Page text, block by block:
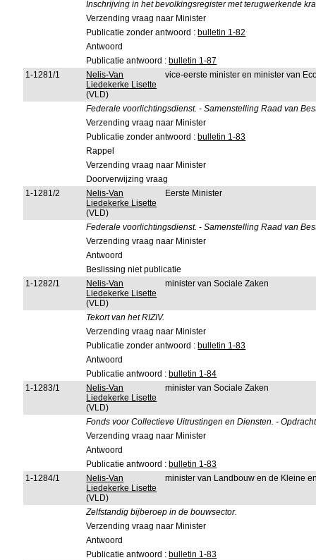
Inschrijving in het bevolkingsregister met terugwerkende
Verzending vraag naar Minister
Publicatie zonder antwoord : bulletin 1-82
Antwoord
Publicatie antwoord : bulletin 1-87
1-1281/1
Nelis-Van
Liedekerke Lisette
(VLD)
vice-eerste minister en minister van
Federale voorlichtingsdienst. - Samenstelling Raad van
Verzending vraag naar Minister
Publicatie zonder antwoord : bulletin 1-83
Rappel
Verzending vraag naar Minister
Doorverwijzing vraag
1-1281/2
Nelis-Van
Liedekerke Lisette
(VLD)
Eerste Minister
Federale voorlichtingsdienst. - Samenstelling Raad van
Verzending vraag naar Minister
Antwoord
Beslissing niet publicatie
1-1282/1
Nelis-Van
Liedekerke Lisette
(VLD)
minister van Sociale Zaken
Tekort van het RIZIV.
Verzending vraag naar Minister
Publicatie zonder antwoord : bulletin 1-83
Antwoord
Publicatie antwoord : bulletin 1-84
1-1283/1
Nelis-Van
Liedekerke Lisette
(VLD)
minister van Sociale Zaken
Fonds voor Collectieve Uitrustingen en Diensten. -
Verzending vraag naar Minister
Antwoord
Publicatie antwoord : bulletin 1-83
1-1284/1
Nelis-Van
Liedekerke Lisette
(VLD)
minister van Landbouw en de Kleine
Zelfstandig bijberoep in de bouwsector.
Verzending vraag naar Minister
Antwoord
Publicatie antwoord : bulletin 1-83